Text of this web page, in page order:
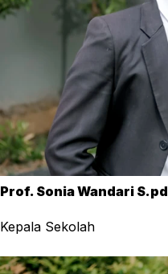
Prof. Sonia Wandari S.pd
Kepala Sekolah